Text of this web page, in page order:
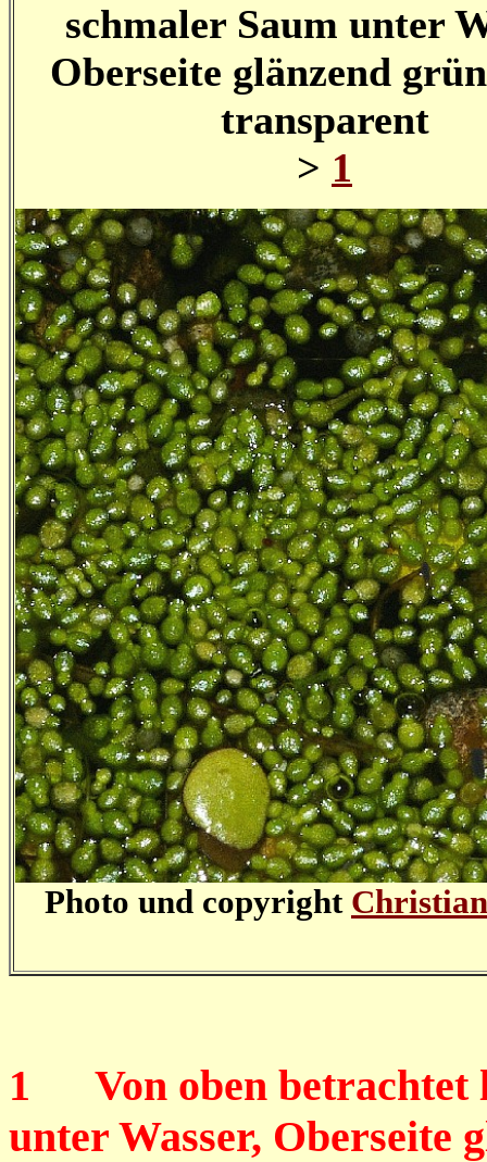
schmaler Saum unter
Oberseite glänzend
transparent
> 1
Photo und copyright
1 Von oben betrachtet
unter Wasser, Oberseite